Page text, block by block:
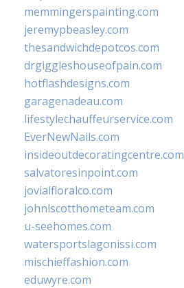
memmingerspainting.com
jeremypbeasley.com
thesandwichdepotcos.com
drgiggleshouseofpain.com
hotflashdesigns.com
garagenadeau.com
lifestylechauffeurservice.com
EverNewNails.com
insideoutdecoratingcentre.com
salvatoresinpoint.com
jovialfloralco.com
johnlscotthometeam.com
u-seehomes.com
watersportslagonissi.com
mischieffashion.com
eduwyre.com